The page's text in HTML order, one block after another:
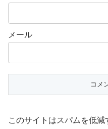
メール
このサイトはスパムを低